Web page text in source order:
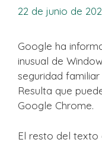
22 de junio de
Google ha
inusual de
seguridad
Resulta que
Google Chrome.
El resto del